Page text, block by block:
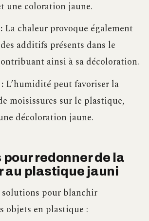
une coloration jaune.
La chaleur provoque également
additifs présents dans le
ainsi à sa décoloration.
L’humidité peut favoriser la
moisissures sur le plastique,
décoloration jaune.
pour redonner de la
au plastique jauni
pour blanchir
objets en plastique :